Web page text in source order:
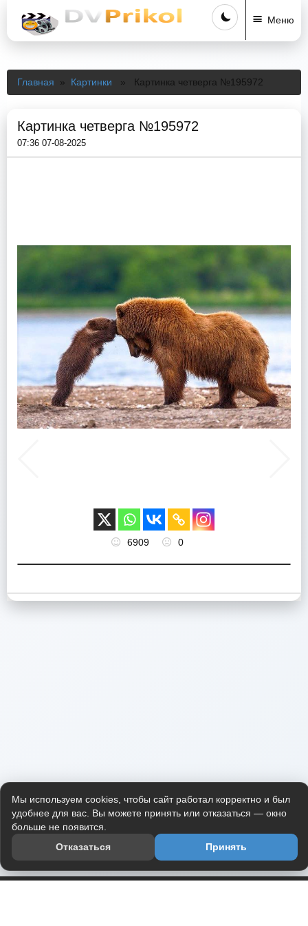
Меню
Главная » Картинки » Картинка четверга №195972
Картинка четверга №195972
07:36 07-08-2025
6909 0
Мы используем cookies, чтобы сайт работал корректно и был
удобнее для вас. Вы можете принять или отказаться — окно
больше не появится.
Отказаться
Принять